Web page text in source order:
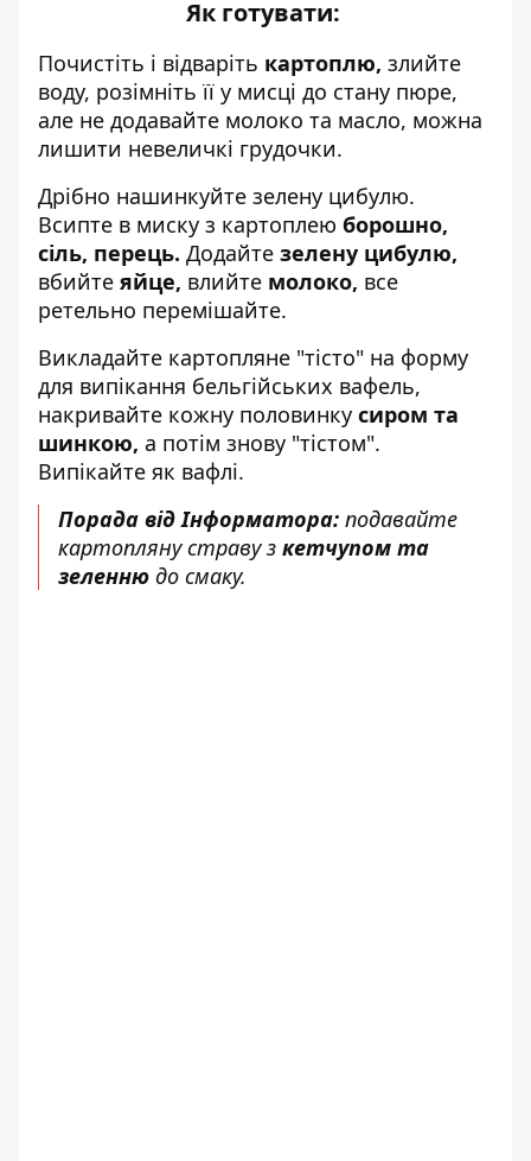
Як готувати:
Почистіть і відваріть картоплю, злийте
воду, розімніть її у мисці до стану пюре,
але не додавайте молоко та масло, можна
лишити невеличкі грудочки.
Дрібно нашинкуйте зелену цибулю.
Всипте в миску з картоплею борошно,
сіль, перець. Додайте зелену цибулю,
вбийте яйце, влийте молоко, все
ретельно перемішайте.
Викладайте картопляне "тісто" на форму
для випікання бельгійських вафель,
накривайте кожну половинку сиром та
шинкою, а потім знову "тістом".
Випікайте як вафлі.
Порада від Інформатора: подавайте
картопляну страву з кетчупом та
зеленню до смаку.